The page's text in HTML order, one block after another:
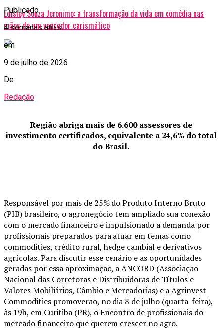
Edisley Souza Jeronimo: a transformação da vida em comédia nas
mãos de um vendedor carismático
Publicado
4 semanas atrás
em
9 de julho de 2026
De
Redação
Região abriga mais de 6.600 assessores de
investimento certificados, equivalente a 24,6% do total
do Brasil.
Responsável por mais de 25% do Produto Interno Bruto
(PIB) brasileiro, o agronegócio tem ampliado sua conexão
com o mercado financeiro e impulsionado a demanda por
profissionais preparados para atuar em temas como
commodities, crédito rural, hedge cambial e derivativos
agrícolas. Para discutir esse cenário e as oportunidades
geradas por essa aproximação, a ANCORD (Associação
Nacional das Corretoras e Distribuidoras de Títulos e
Valores Mobiliários, Câmbio e Mercadorias) e a Agrinvest
Commodities promoverão, no dia 8 de julho (quarta-feira),
às 19h, em Curitiba (PR), o Encontro de profissionais do
mercado financeiro que querem crescer no agro.